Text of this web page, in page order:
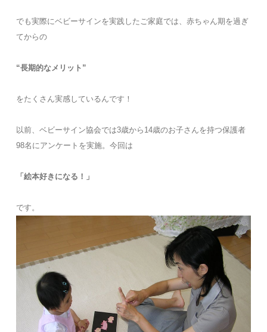
でも実際にベビーサインを実践したご家庭では、赤ちゃん期を過ぎ
てからの
“長期的なメリット”
をたくさん実感しているんです！
以前、ベビーサイン協会では3歳から14歳のお子さんを持つ保護者
98名にアンケートを実施。今回は
「絵本好きになる！」
です。